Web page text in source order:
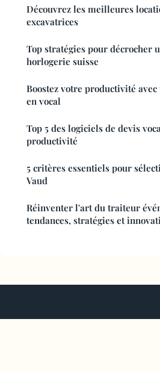
Découvrez les meilleures
excavatrices
Top stratégies pour décrocher
horlogerie suisse
Boostez votre productivité
en vocal
Top 5 des logiciels de devis
productivité
5 critères essentiels pour
Vaud
Réinventer l'art du traiteur
tendances, stratégies et
Atelier Des Artisans